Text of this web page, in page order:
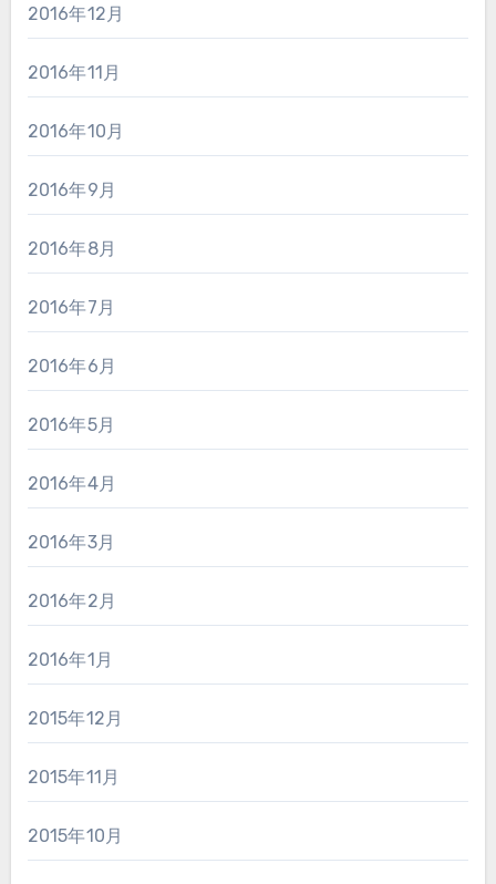
2016年12月
2016年11月
2016年10月
2016年9月
2016年8月
2016年7月
2016年6月
2016年5月
2016年4月
2016年3月
2016年2月
2016年1月
2015年12月
2015年11月
2015年10月